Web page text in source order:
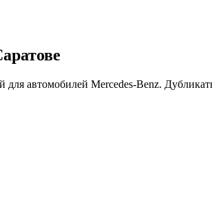
автомобилей Mercedes-Benz.